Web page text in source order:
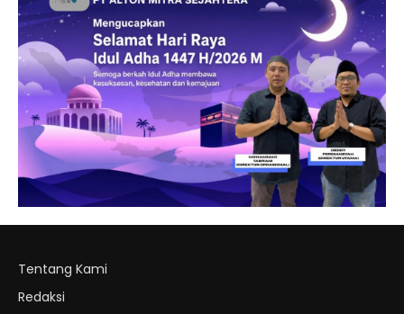
Tentang Kami
Redaksi